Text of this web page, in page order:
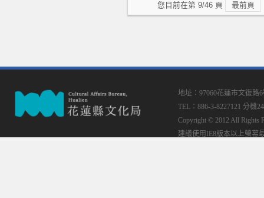
您目前在第 9/46 頁 最前頁
地址：97060花蓮市文復路
TEL：886-3-8227121 分機
Copyright © 2012 All Rights
建議使用IE8版本以上螢幕